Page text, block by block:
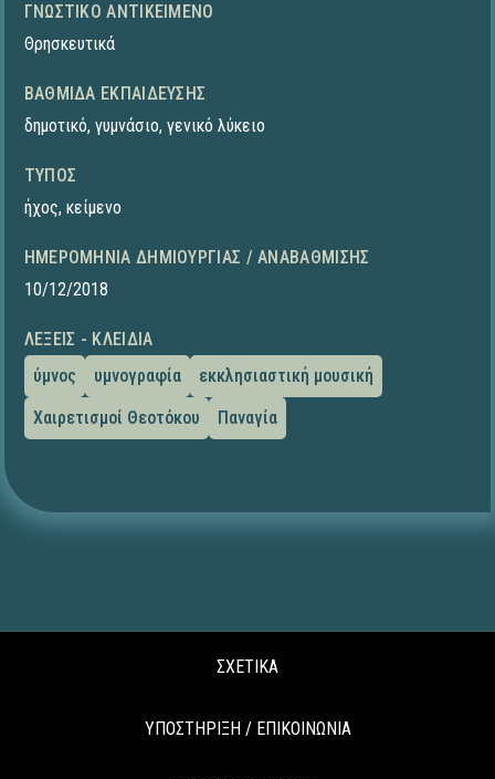
ΓΝΩΣΤΙΚΌ ΑΝΤΙΚΕΊΜΕΝΟ
Θρησκευτικά
ΒΑΘΜΊΔΑ ΕΚΠΑΊΔΕΥΣΗΣ
δημοτικό, γυμνάσιο, γενικό λύκειο
ΤΎΠΟΣ
ήχος, κείμενο
ΗΜΕΡΟΜΗΝΊΑ ΔΗΜΙΟΥΡΓΊΑΣ / ΑΝΑΒΆΘΜΙΣΗΣ
10/12/2018
ΛΈΞΕΙΣ - ΚΛΕΙΔΙΆ
ύμνος
υμνογραφία
εκκλησιαστική μουσική
Χαιρετισμοί Θεοτόκου
Παναγία
ΣΧΕΤΙΚΑ
ΥΠΟΣΤΗΡΙΞΗ / ΕΠΙΚΟΙΝΩΝΙΑ